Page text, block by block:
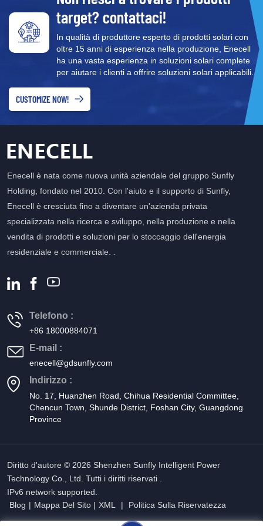
impilata ad alta tensione
GRP2.56-SHV adotta un
design modulare, è
compatibile con l'inverter di
accumulo di energia XD5-
12KTR, funziona in un
temperature ed è dotata di
target? contattaci!
In qualità di produttore esperto di prodotti solari con
oltre 15 anni di esperienza nella produzione, Enecell
ha una vasta esperienza in soluzioni solari complete
per aiutare i clienti a offrire soluzioni solari applicabili.
CUSTOMIZE NOW!
Enecell è nata come nuova unità aziendale del gruppo Sunfly
Holding, fondato nel 2010. Con l'aiuto e il supporto di Sunfly,
Enecell è cresciuta fino a diventare un'azienda privata
specializzata nella ricerca e sviluppo, nella produzione e nella
vendita di prodotti e soluzioni per lo stoccaggio dell'energia
residenziale e commerciale. .
Telefono :
+86 18000884071
E-mail :
enecell@gdsunfly.com
Indirizzo :
No. 17, Huanzhen Road, Chihua Residential Committee,
Chencun Town, Shunde District, Foshan City, Guangdong
Province
Diritto d'autore © 2026 Shenzhen Sunfly Intelligent Power
Technology Co., Ltd. Tutti i diritti riservati .
IPv6 network supported.
Blog | Mappa Del Sito | XML | Politica Sulla Riservatezza